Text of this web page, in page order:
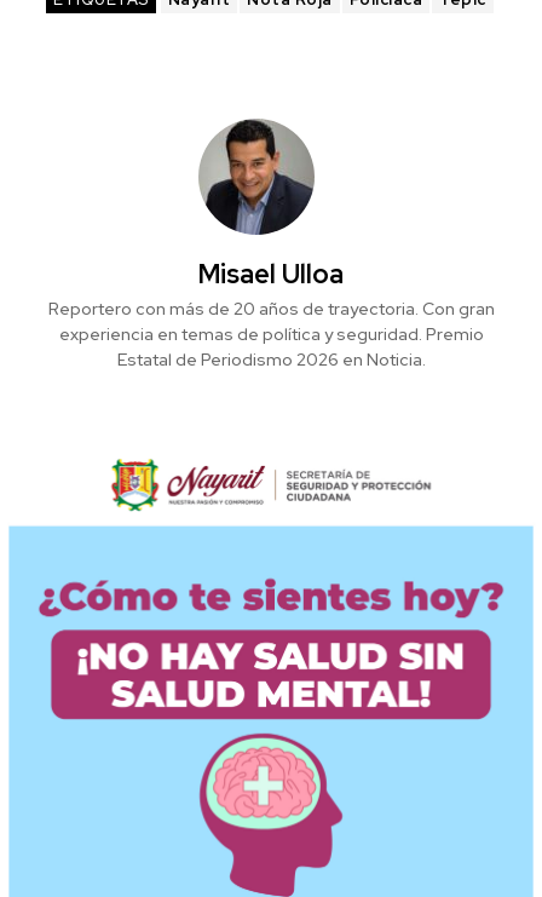
Misael Ulloa
Reportero con más de 20 años de trayectoria. Con gran
experiencia en temas de política y seguridad. Premio
Estatal de Periodismo 2026 en Noticia.